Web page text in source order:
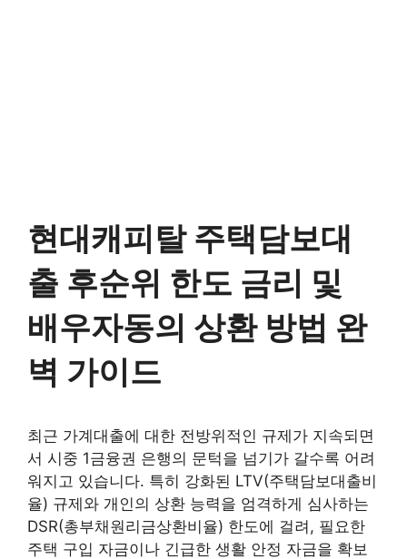
현대캐피탈 주택담보대
출 후순위 한도 금리 및
배우자동의 상환 방법 완
벽 가이드
최근 가계대출에 대한 전방위적인 규제가 지속되면
서 시중 1금융권 은행의 문턱을 넘기가 갈수록 어려
워지고 있습니다. 특히 강화된 LTV(주택담보대출비
율) 규제와 개인의 상환 능력을 엄격하게 심사하는
DSR(총부채원리금상환비율) 한도에 걸려, 필요한
주택 구입 자금이나 긴급한 생활 안정 자금을 확보